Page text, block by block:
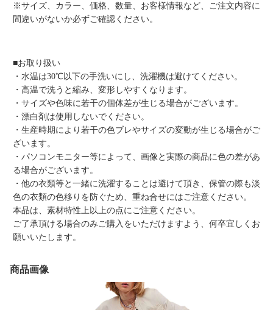
※サイズ、カラー、価格、数量、お客様情報など、ご注文内容に
間違いがないか必ずご確認ください。
■お取り扱い
・水温は30℃以下の手洗いにし、洗濯機は避けてください。
・高温で洗うと縮み、変形しやすくなります。
・サイズや色味に若干の個体差が生じる場合がございます。
・漂白剤は使用しないでください。
・生産時期により若干の色ブレやサイズの変動が生じる場合がご
ざいます。
・パソコンモニター等によって、画像と実際の商品に色の差があ
る場合がございます。
・他の衣類等と一緒に洗濯することは避けて頂き、保管の際も淡
色の衣類の色移りを防ぐため、重ね合せにはご注意ください。
本品は、素材特性上以上の点にご注意ください。
ご了承頂ける場合のみご購入をいただけますよう、何卒宜しくお
願いいたします。
商品画像